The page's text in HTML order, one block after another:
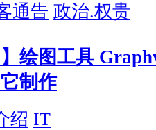
通告 政治.权贵
】绘图工具
制作
绍 IT